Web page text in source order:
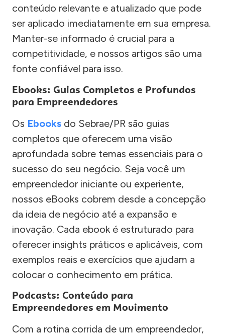
conteúdo relevante e atualizado que pode
ser aplicado imediatamente em sua empresa.
Manter-se informado é crucial para a
competitividade, e nossos artigos são uma
fonte confiável para isso.
Ebooks: Guias Completos e Profundos
para Empreendedores
Os Ebooks do Sebrae/PR são guias
completos que oferecem uma visão
aprofundada sobre temas essenciais para o
sucesso do seu negócio. Seja você um
empreendedor iniciante ou experiente,
nossos eBooks cobrem desde a concepção
da ideia de negócio até a expansão e
inovação. Cada ebook é estruturado para
oferecer insights práticos e aplicáveis, com
exemplos reais e exercícios que ajudam a
colocar o conhecimento em prática.
Podcasts: Conteúdo para
Empreendedores em Movimento
Com a rotina corrida de um empreendedor,